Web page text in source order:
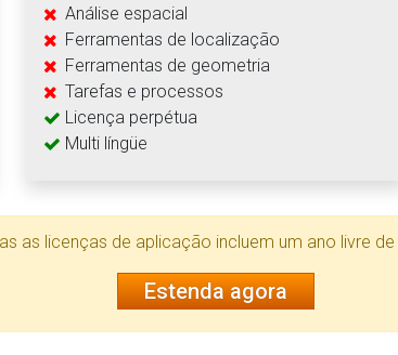
Análise espacial
Ferramentas de localização
Ferramentas de geometria
Tarefas e processos
Licença perpétua
Multi língüe
as licenças de aplicação incluem um ano livre de
Estenda agora